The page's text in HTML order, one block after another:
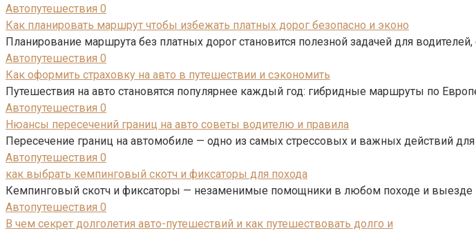
Автопутешествия 0
Как планировать маршрут чтобы избежать платных дорог безопасно и эконо
Планирование маршрута без платных дорог становится полезной задачей для
Автопутешествия 0
Как оформить страховку на авто в путешествии и сэкономить
Путешествия на авто становятся популярнее каждый год: гибридные маршруты по
Автопутешествия 0
Нюансы пересечений границ на авто советы водителю и правила
Пересечение границ на автомобиле — одно из самых стрессовых и важных действий
Автопутешествия 0
как выбрать кемпинговый скотч и фиксаторы для похода
Кемпинговый скотч и фиксаторы — незаменимые помощники в любом походе и выезде
Автопутешествия 0
В чем секрет долголетия авто-путешествий и как путешествовать долго и